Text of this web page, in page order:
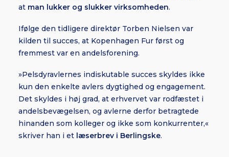
at man lukker og slukker virksomheden.
Ifølge den tidligere direktør Torben Nielsen var
kilden til succes, at Kopenhagen Fur først og
fremmest var en andelsforening.
»Pelsdyravlernes indiskutable succes skyldes ikke
kun den enkelte avlers dygtighed og engagement.
Det skyldes i høj grad, at erhvervet var rodfæstet i
andelsbevægelsen, og avlerne derfor betragtede
hinanden som kolleger og ikke som konkurrenter,«
skriver han i et læserbrev i Berlingske.